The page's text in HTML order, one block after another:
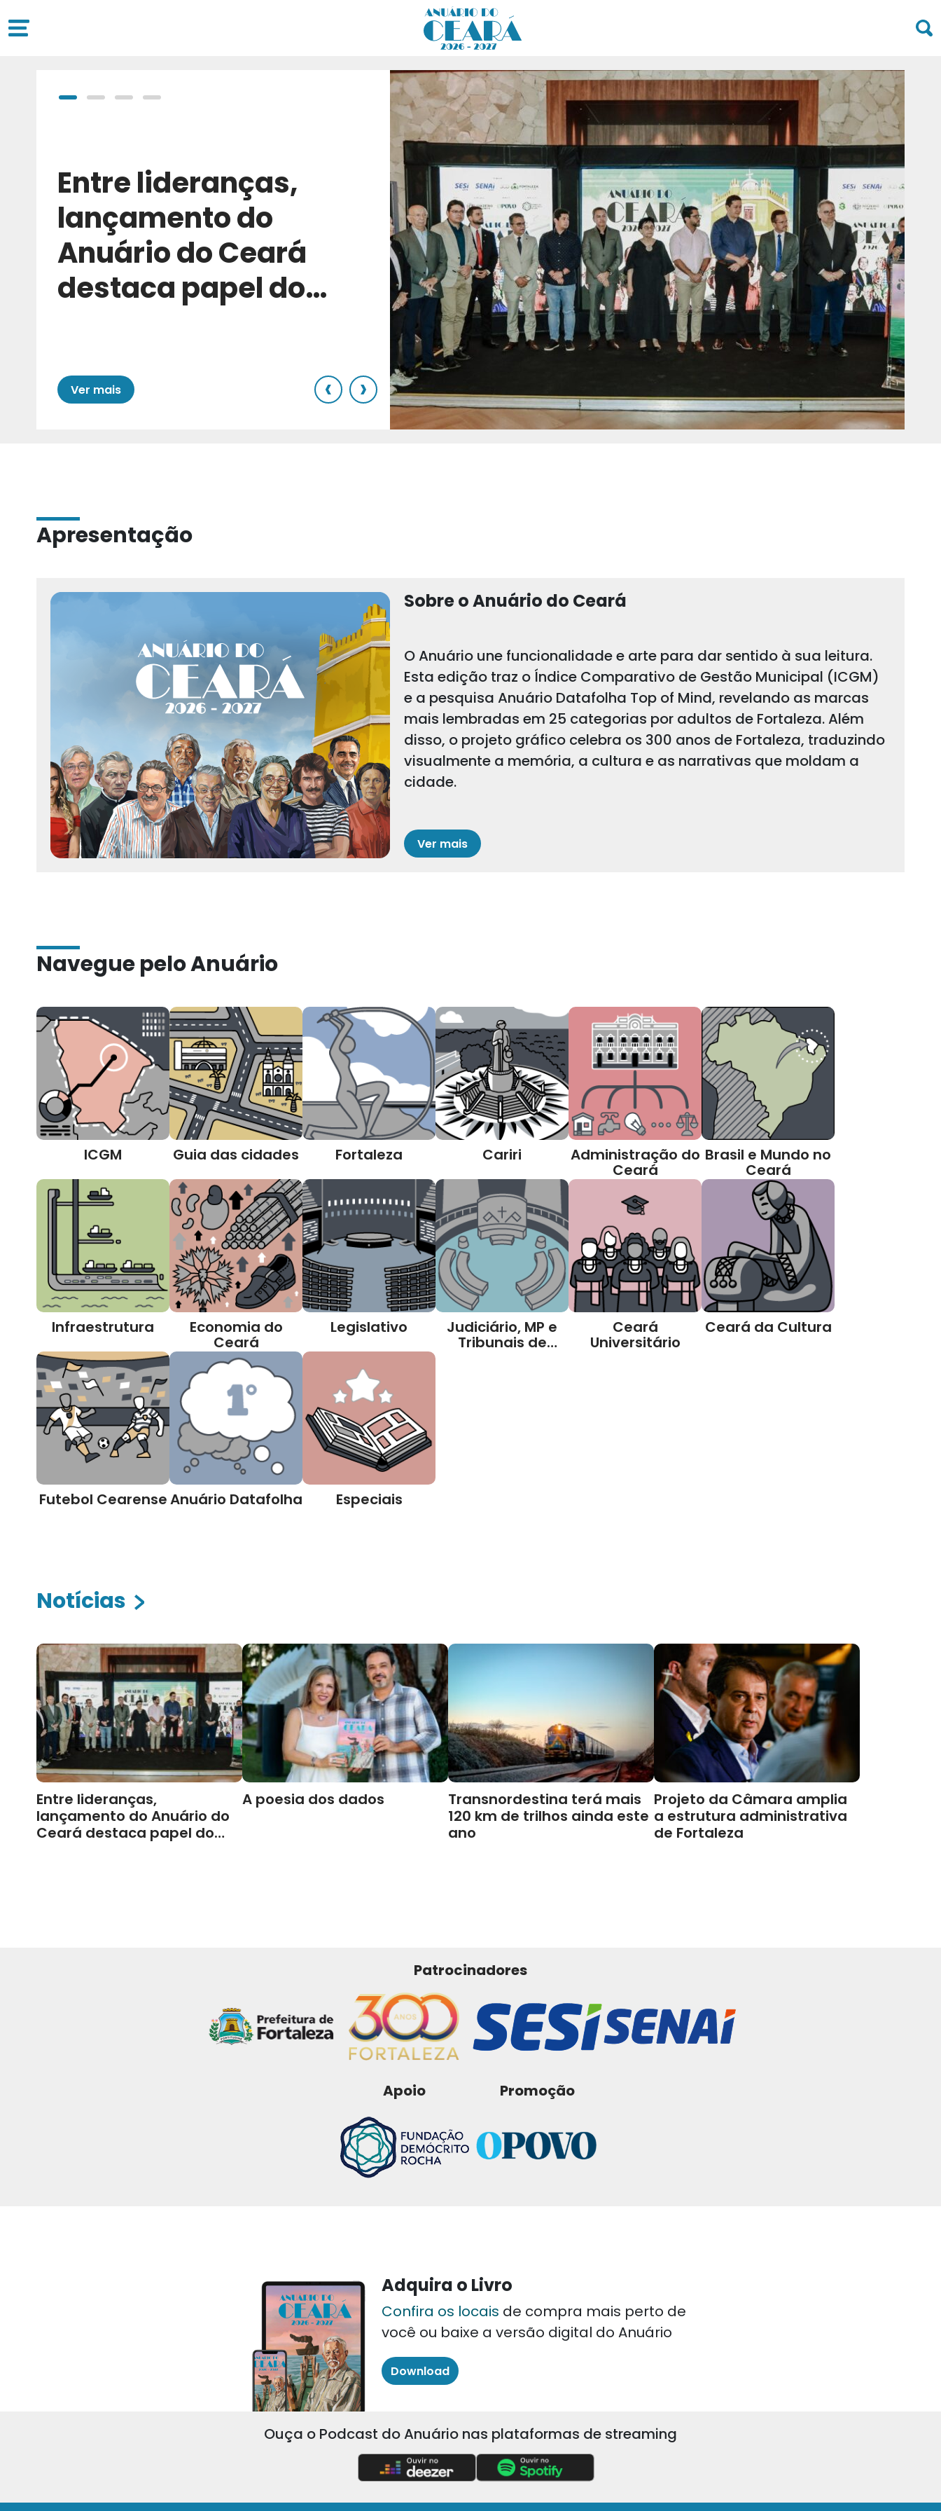
Entre lideranças,
lançamento do
Anuário do Ceará
destaca papel do
Ver mais ‹ ›
Apresentação
Sobre o Anuário do Ceará
O Anuário une funcionalidade e arte para dar sentido à sua leitura.
Esta edição traz o Índice Comparativo de Gestão Municipal (ICGM)
e a pesquisa Anuário Datafolha Top of Mind, revelando as marcas
mais lembradas em 25 categorias por adultos de Fortaleza. Além
disso, o projeto gráfico celebra os 300 anos de Fortaleza, traduzindo
visualmente a memória, a cultura e as narrativas que moldam a
cidade.
Ver mais
Navegue pelo Anuário
ICGM Guia das cidades Fortaleza Cariri Administração do
Ceará
Brasil e Mundo no
Ceará
Infraestrutura Economia do
Ceará
Legislativo Judiciário, MP e
Tribunais de
Ceará
Universitário
Ceará da Cultura
Futebol CearenseAnuário Datafolha Especiais
Notícias
Entre lideranças,
lançamento do Anuário do
Ceará destaca papel do
A poesia dos dados
Transnordestina terá mais
120 km de trilhos ainda este
ano
Projeto da Câmara amplia
a estrutura administrativa
de Fortaleza
Patrocinadores
Apoio Promoção
Adquira o Livro
Confira os locais de compra mais perto de
você ou baixe a versão digital do Anuário
Download
Ouça o Podcast do Anuário nas plataformas de streaming